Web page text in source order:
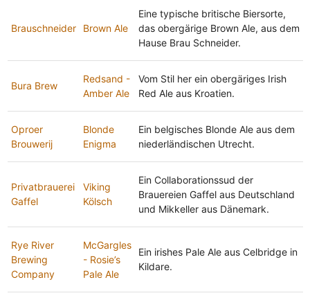
Brauschneider Brown Ale
Eine typische britische Biersorte,
das obergärige Brown Ale, aus dem
Hause Brau Schneider.
Bura Brew
Redsand -
Amber Ale
Vom Stil her ein obergäriges Irish
Red Ale aus Kroatien.
Oproer
Brouwerij
Blonde
Enigma
Ein belgisches Blonde Ale aus dem
niederländischen Utrecht.
Privatbrauerei
Gaffel
Viking
Kölsch
Ein Collaborationssud der
Brauereien Gaffel aus Deutschland
und Mikkeller aus Dänemark.
Rye River
Brewing
Company
McGargles
- Rosie’s
Pale Ale
Ein irishes Pale Ale aus Celbridge in
Kildare.